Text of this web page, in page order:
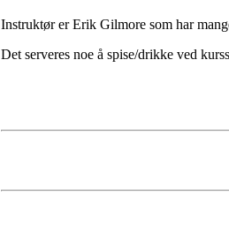
Instruktør er Erik Gilmore som har
Det serveres noe å spise/drikke ved